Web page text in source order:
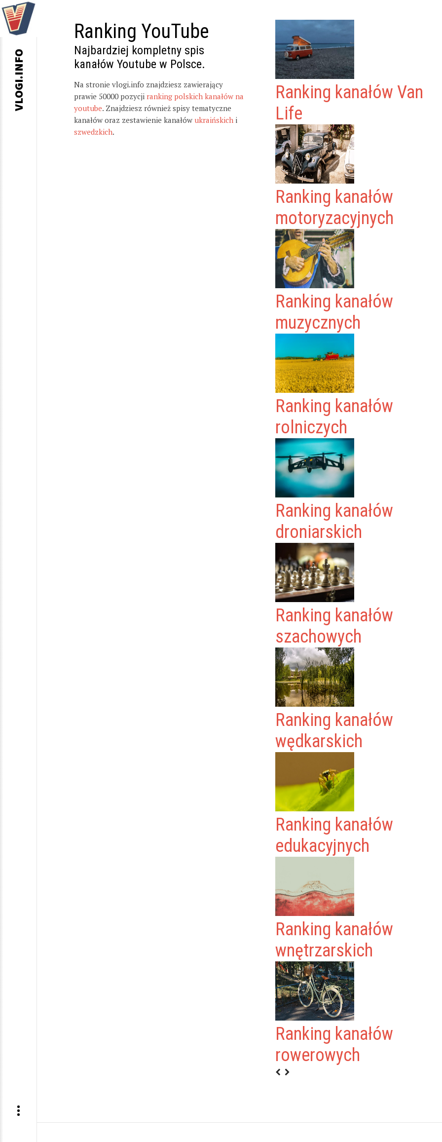
Ranking YouTube
Najbardziej kompletny spis
kanałów Youtube w Polsce.
Na stronie vlogi.info znajdziesz zawierający
prawie 50000 pozycji ranking polskich kanałów na
youtube. Znajdziesz również spisy tematyczne
kanałów oraz zestawienie kanałów ukraińskich i
szwedzkich.
Ranking kanałów Van
Life
Ranking kanałów
motoryzacyjnych
Ranking kanałów
muzycznych
Ranking kanałów
rolniczych
Ranking kanałów
droniarskich
Ranking kanałów
szachowych
Ranking kanałów
wędkarskich
Ranking kanałów
edukacyjnych
Ranking kanałów
wnętrzarskich
Ranking kanałów
rowerowych
VLOGI.INFO